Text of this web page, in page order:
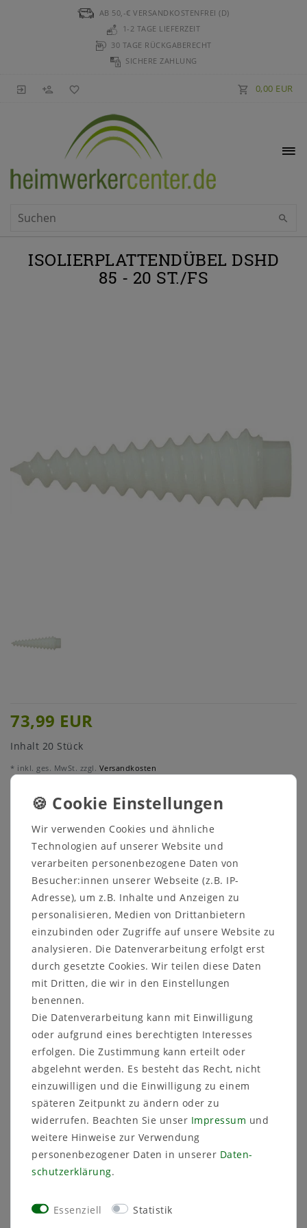
AB 50,-€ VERSANDKOSTENFREI (D)
1-2 TAGE LIEFERZEIT
30 TAGE RÜCKGABERECHT
SICHERE ZAHLUNG
0,00 EUR
ISOLIERPLATTENDÜBEL DSHD
85 - 20 ST./FS
73,99 EUR
Inhalt 20 Stück
* inkl. ges. MwSt. zzgl. Versandkosten
Menge:
In den Warenkorb
Lieferfrist 1-3 Tage
Artikelnummer
Sicher
einkaufen
Schneller
Versand
Beratung
03591 46 40 90
Beschreibung
Technische Daten
Wir verwenden Cookies und ähnliche
Technologien auf unserer Website und
verarbeiten personenbezogene Daten von
Besucher:innen unserer Webseite (z.B. IP-
Adresse), um z.B. Inhalte und Anzeigen zu
personalisieren, Medien von Drittanbietern
einzubinden oder Zugriffe auf unsere Website zu
analysieren. Die Datenverarbeitung erfolgt erst
durch gesetzte Cookies. Wir teilen diese Daten
mit Dritten, die wir in den Einstellungen
benennen.
Die Datenverarbeitung kann mit Einwilligung
oder aufgrund eines berechtigten Interesses
erfolgen. Die Zustimmung kann erteilt oder
abgelehnt werden. Es besteht das Recht, nicht
einzuwilligen und die Einwilligung zu einem
späteren Zeitpunkt zu ändern oder zu
widerrufen. Beachten Sie unser Impressum und
weitere Hinweise zur Verwendung
personenbezogener Daten in unserer Daten­
schutz­erklärung.
Essenziell Statistik